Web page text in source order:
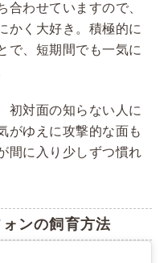
合わせていますので、
かく大好き。積極的に
で、短期間でも一気に
初対面の知らない人に
がゆえに攻撃的な面も
間に入り少しずつ慣れ
ンの飼育方法